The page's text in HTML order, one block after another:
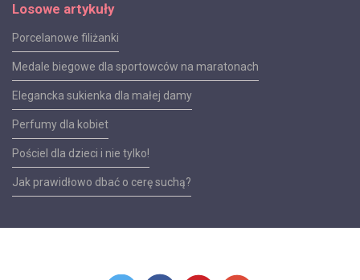
Losowe artykuły
Porcelanowe filiżanki
Medale biegowe dla sportowców na maratonach
Elegancka sukienka dla małej damy
Perfumy dla kobiet
Pościel dla dzieci i nie tylko!
Jak prawidłowo dbać o cerę suchą?